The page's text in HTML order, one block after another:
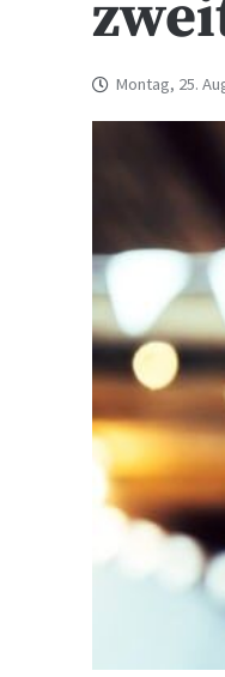
Montag, 25.